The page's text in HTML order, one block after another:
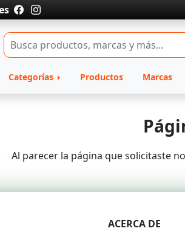
Categorías Productos Marcas
Al parecer la página que solicitaste
ACERCA DE